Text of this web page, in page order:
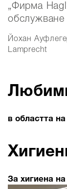
Фирма
обслужване
Йохан
Lamprecht
в областта
За хигиена